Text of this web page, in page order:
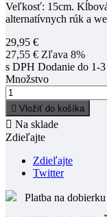
Veľkosť: 15cm.
alternatívnych rúk a
29,95 €
27,55 € Zľava 8%
s DPH Dodanie do 1-
Množstvo
 Vložiť do košíka
 Na sklade
Zdieľajte
Zdieľajte
Twitter
Platba na